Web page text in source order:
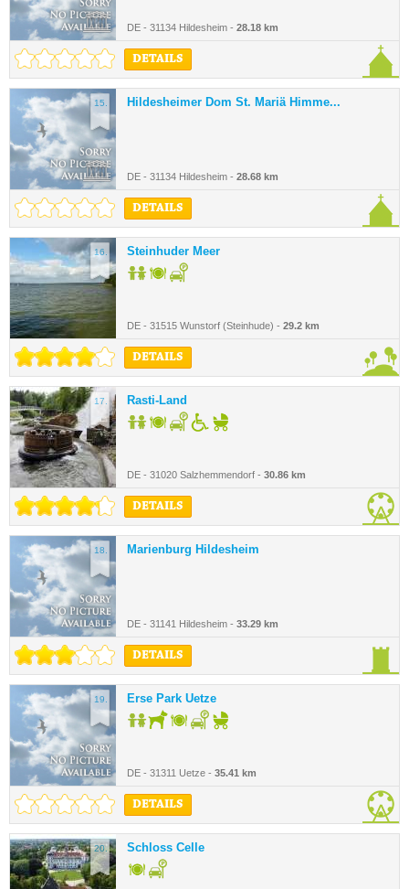
DE - 31134 Hildesheim - 28.18 km
DETAILS
15. Hildesheimer Dom St. Mariä Himme...
DE - 31134 Hildesheim - 28.68 km
DETAILS
16. Steinhuder Meer
DE - 31515 Wunstorf (Steinhude) - 29.2 km
DETAILS
17. Rasti-Land
DE - 31020 Salzhemmendorf - 30.86 km
DETAILS
18. Marienburg Hildesheim
DE - 31141 Hildesheim - 33.29 km
DETAILS
19. Erse Park Uetze
DE - 31311 Uetze - 35.41 km
DETAILS
20. Schloss Celle